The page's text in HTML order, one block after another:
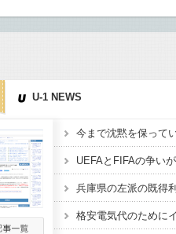
U-1 NEWS